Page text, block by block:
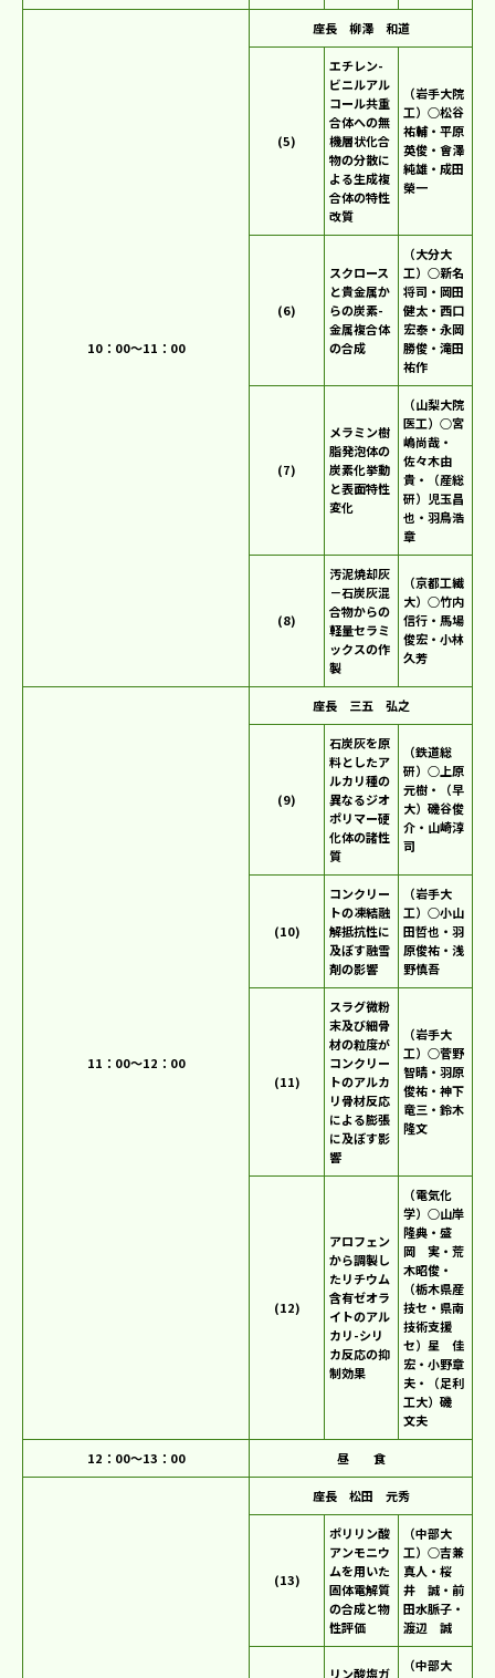
10：00～11：00
座長 柳澤 和道
(5)
エチレン-
ビニルアル
コール共重
合体への無
機層状化合
物の分散に
よる生成複
合体の特性
改質
（岩手大院
工）○松谷
祐輔・平原
英俊・會澤
純雄・成田
榮一
(6)
スクロース
と貴金属か
らの炭素-
金属複合体
の合成
（大分大
工）○新名
将司・岡田
健太・西口
宏泰・永岡
勝俊・滝田
祐作
(7)
メラミン樹
脂発泡体の
炭素化挙動
と表面特性
変化
（山梨大院
医工）○宮
嶋尚哉・
佐々木由
貴・（産総
研）児玉昌
也・羽鳥浩
章
(8)
汚泥焼却灰
－石炭灰混
合物からの
軽量セラミ
ックスの作
製
（京都工繊
大）○竹内
信行・馬場
俊宏・小林
久芳
11：00～12：00
座長 三五 弘之
(9)
石炭灰を原
料としたア
ルカリ種の
異なるジオ
ポリマー硬
化体の諸性
質
（鉄道総
研）○上原
元樹・（早
大）磯谷俊
介・山崎淳
司
(10)
コンクリー
トの凍結融
解抵抗性に
及ぼす融雪
剤の影響
（岩手大
工）○小山
田哲也・羽
原俊祐・浅
野慎吾
(11)
スラグ微粉
末及び細骨
材の粒度が
コンクリー
トのアルカ
リ骨材反応
による膨張
に及ぼす影
響
（岩手大
工）○菅野
智晴・羽原
俊祐・神下
竜三・鈴木
隆文
(12)
アロフェン
から調製し
たリチウム
含有ゼオラ
イトのアル
カリ-シリ
カ反応の抑
制効果
（電気化
学）○山岸
隆典・盛
岡 実・荒
木昭俊・
（栃木県産
技セ・県南
技術支援
セ）星 佳
宏・小野章
夫・（足利
工大）磯
文夫
12：00～13：00 昼 食
座長 松田 元秀
(13)
ポリリン酸
アンモニウ
ムを用いた
固体電解質
の合成と物
性評価
（中部大
工）○吉兼
真人・桜
井 誠・前
田水脈子・
渡辺 誠
リン酸塩ガ
（中部大